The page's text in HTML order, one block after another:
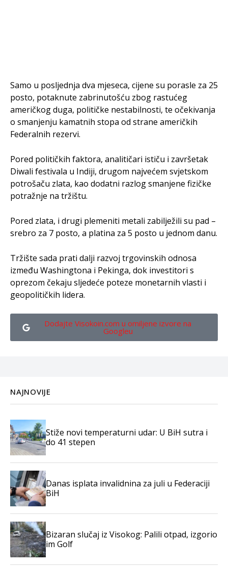
Samo u posljednja dva mjeseca, cijene su porasle za 25
posto, potaknute zabrinutošću zbog rastućeg
američkog duga, političke nestabilnosti, te očekivanja
o smanjenju kamatnih stopa od strane američkih
Federalnih rezervi.
Pored političkih faktora, analitičari ističu i završetak
Diwali festivala u Indiji, drugom najvećem svjetskom
potrošaču zlata, kao dodatni razlog smanjene fizičke
potražnje na tržištu.
Pored zlata, i drugi plemeniti metali zabilježili su pad –
srebro za 7 posto, a platina za 5 posto u jednom danu.
Tržište sada prati dalji razvoj trgovinskih odnosa
između Washingtona i Pekinga, dok investitori s
oprezom čekaju sljedeće poteze monetarnih vlasti i
geopolitičkih lidera.
Dodajte Visokoin.com u omiljene izvore na
Googleu
NAJNOVIJE
Stiže novi temperaturni udar: U BiH sutra i
do 41 stepen
Danas isplata invalidnina za juli u Federaciji
BiH
Bizaran slučaj iz Visokog: Palili otpad, izgorio
im Golf